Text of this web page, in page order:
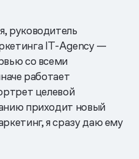
руководитель
IT-Agency —
со всеми
работает
целевой
приходит новый
я сразу даю ему